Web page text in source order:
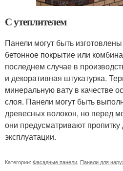
С утеплителем
Панели могут быть
бетонное покрытие или
последнем случае в
и декоративная штукатурка.
минеральную вату в качестве
слоя. Панели могут быть
древесных волокон, но перед
они предусматривают пропитку
эксплуатации.
Категории: Фасадные панели Панели для